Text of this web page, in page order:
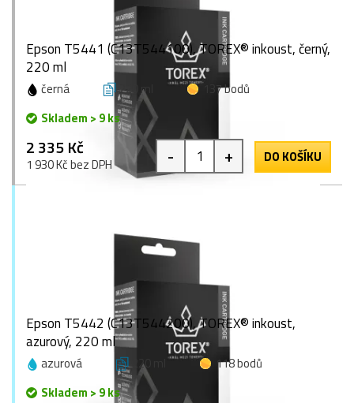
Epson T5441 (C13T544100), TOREX® inkoust, černý,
220 ml
černá 220 ml
137 bodů
Skladem > 9 ks
2 335 Kč
1 930 Kč bez DPH - + DO KOŠÍKU
Epson T5442 (C13T544200), TOREX® inkoust,
azurový, 220 ml
azurová 220 ml
118 bodů
Skladem > 9 ks